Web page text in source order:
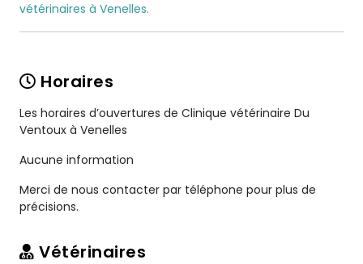
vétérinaires à Venelles.
Horaires
Les horaires d’ouvertures de Clinique vétérinaire Du
Ventoux à Venelles
Aucune information
Merci de nous contacter par téléphone pour plus de
précisions.
Vétérinaires